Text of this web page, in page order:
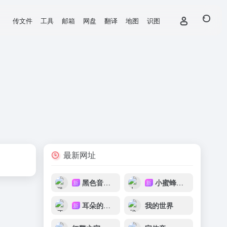
传文件 工具 邮箱 网盘 翻译 地图 识图
最新网址
新 黑色音频DJ 新 小蜜蜂音乐网
新 耳朵的主人 我的世界